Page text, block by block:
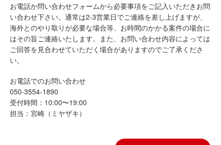
お電話か問い合わせフォームから必要事項をご記入いただきお問
い合わせ下さい。通常は2-3営業日でご連絡を差し上げますが、
海外とのやり取りが必要な場合等、お時間のかかる案件の場合に
はその旨ご連絡いたします。また、お問い合わせ内容によっては
ご回答を見合わせていただく場合がありますのでご了承くださ
い。
お電話でのお問い合わせ
050-3554-1890
受付時間：10:00〜19:00
担当：宮崎（ミヤザキ）